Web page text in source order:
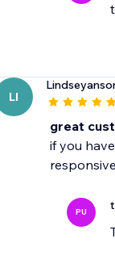
LI
great
if you
PU